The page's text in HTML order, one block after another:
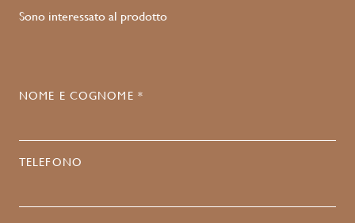
Sono interessato al prodotto
NOME E COGNOME *
TELEFONO